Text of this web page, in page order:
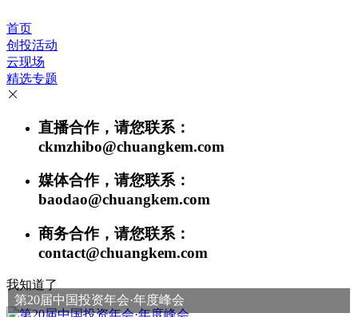
首页
创投活动
云现场
精选专题
直播合作，请您联系：
ckmzhibo@chuangkem.com
媒体合作，请您联系：
baodao@chuangkem.com
商务合作，请您联系：
contact@chuangkem.com
我知道了
第20届中国投资年会·年度峰会